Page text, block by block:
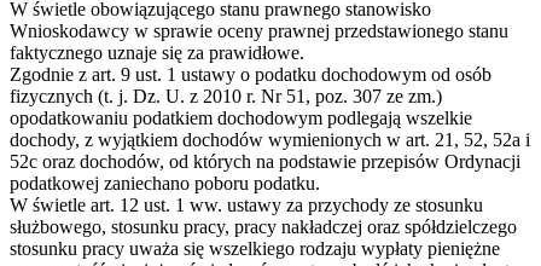
W świetle obowiązującego stanu prawnego stanowisko
Wnioskodawcy w sprawie oceny prawnej przedstawionego stanu
faktycznego uznaje się za prawidłowe.
Zgodnie z art. 9 ust. 1 ustawy o podatku dochodowym od osób
fizycznych (t. j. Dz. U. z 2010 r. Nr 51, poz. 307 ze zm.)
opodatkowaniu podatkiem dochodowym podlegają wszelkie
dochody, z wyjątkiem dochodów wymienionych w art. 21, 52, 52a i
52c oraz dochodów, od których na podstawie przepisów Ordynacji
podatkowej zaniechano poboru podatku.
W świetle art. 12 ust. 1 ww. ustawy za przychody ze stosunku
służbowego, stosunku pracy, pracy nakładczej oraz spółdzielczego
stosunku pracy uważa się wszelkiego rodzaju wypłaty pieniężne